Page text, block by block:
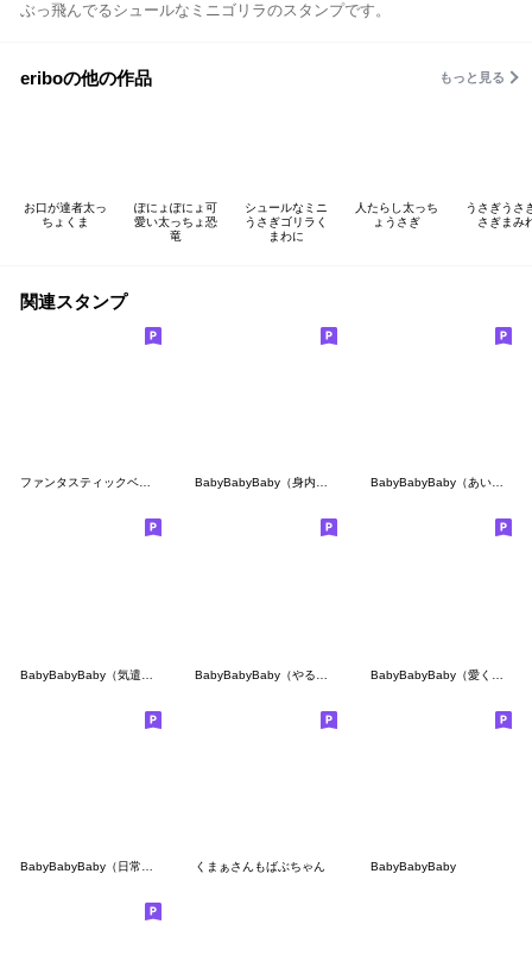
ぶっ飛んでるシュールなミニゴリラのスタンプです。
eriboの他の作品 もっと見る
お口が達者太っ
ちょくま
ぽにょぽにょ可
愛い太っちょ恐
竜
シュールなミニ
うさぎゴリラく
まわに
人たらし太っち
ょうさぎ
うさぎうさ
さぎまみ
関連スタンプ
ファンタスティックベイビー1 BabyBabyBaby（身内のバブみ） BabyBabyBaby（あいづち）
くまぁさんもばぶちゃん BabyBabyBaby